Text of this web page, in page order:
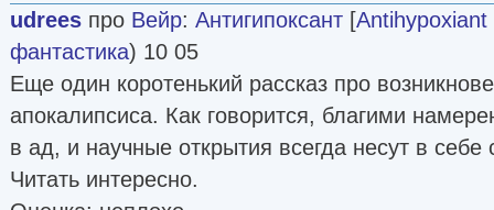
udrees про Вейр: Антигипоксант [Antihypoxiant
фантастика) 10 05
Еще один коротенький рассказ про
апокалипсиса. Как говорится, благими
в ад, и научные открытия всегда несут в
Читать интересно.